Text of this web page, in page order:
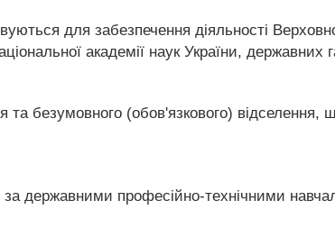
для забезпечення діяльності
академії наук України, державних
та безумовного (обов'язкового) відселення,
за державними професійно-технічними